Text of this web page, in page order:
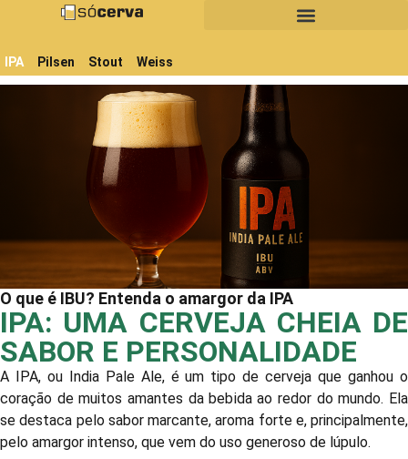
IPA Pilsen Stout Weiss
O que é IBU? Entenda o amargor da IPA
IPA: UMA CERVEJA CHEIA DE
SABOR E PERSONALIDADE
A IPA, ou India Pale Ale, é um tipo de cerveja que ganhou o
coração de muitos amantes da bebida ao redor do mundo. Ela
se destaca pelo sabor marcante, aroma forte e, principalmente,
pelo amargor intenso, que vem do uso generoso de lúpulo.